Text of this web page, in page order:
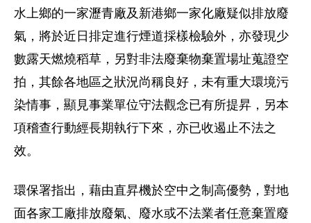
水上鄉的一家瀝青廠及新港鄉一家化廠疑似排放廢
氣，將於近日排定進行煙道採樣檢驗外，亦發現少
數露天燃燒稻草，另對非法廢棄物棄置場址蒐證空
拍，其餘各地區之狀況尚稱良好，未有重大環境污
染情事，顯見事業單位守法觀念已有所提昇，另本
項稽查行動經長期執行下來，亦已收遏止不法之
效。
環保署指出，藉由直昇機於空中之制高優勢，對地
面各家工廠排放廢氣、廢水或不法業者任意棄置廢